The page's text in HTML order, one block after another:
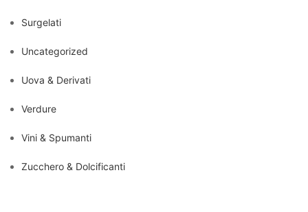
Surgelati
Uncategorized
Uova & Derivati
Verdure
Vini & Spumanti
Zucchero & Dolcificanti